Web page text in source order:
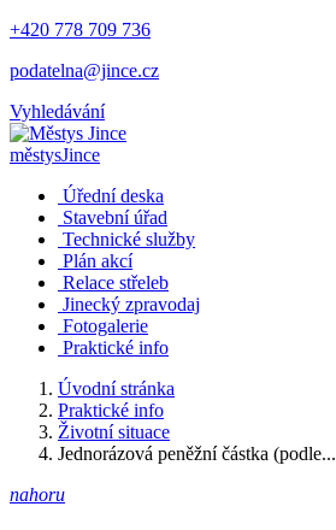
+420 778 709 736
podatelna@jince.cz
Vyhledávání
městysJince
Úřední deska
Stavební úřad
Technické služby
Plán akcí
Relace střeleb
Jinecký zpravodaj
Fotogalerie
Praktické info
Úvodní stránka
Praktické info
Životní situace
Jednorázová peněžní částka (podle...
nahoru